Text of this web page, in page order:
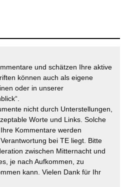
und schätzen Ihre aktive
können auch als eigene
oder in unserer
nicht durch Unterstellungen,
Worte und Links. Solche
Kommentare werden
bei TE liegt. Bitte
zwischen Mitternacht und
je nach Aufkommen, zu
kann. Vielen Dank für Ihr